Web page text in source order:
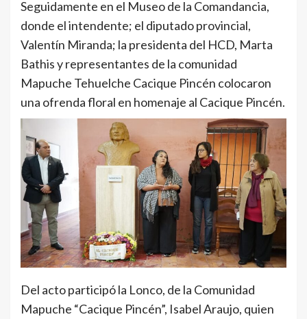
Seguidamente en el Museo de la Comandancia,
donde el intendente; el diputado provincial,
Valentín Miranda; la presidenta del HCD, Marta
Bathis y representantes de la comunidad
Mapuche Tehuelche Cacique Pincén colocaron
una ofrenda floral en homenaje al Cacique Pincén.
Del acto participó la Lonco, de la Comunidad
Mapuche “Cacique Pincén”, Isabel Araujo, quien